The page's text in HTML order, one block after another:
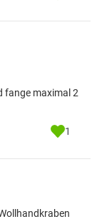
fange maximal 2
1